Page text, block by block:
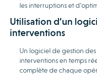
les interruptions et
Utilisation d’un
interventions
Un logiciel de gestion
interventions en temps
complète de chaque